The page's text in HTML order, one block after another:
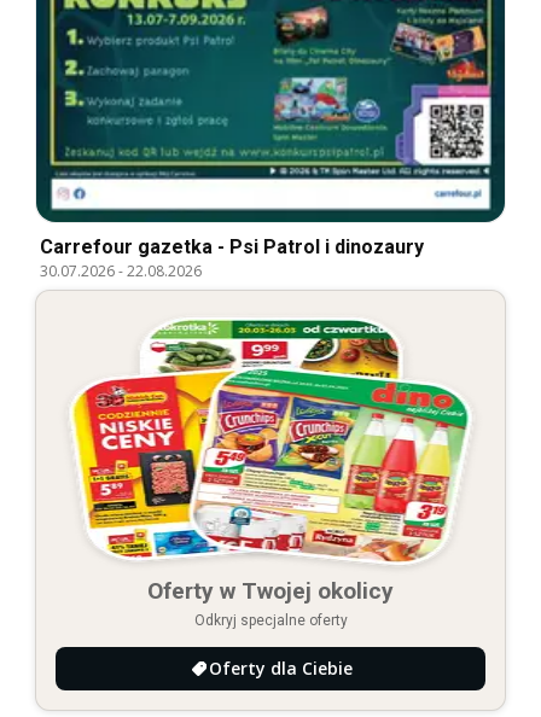
Carrefour gazetka - Psi Patrol i dinozaury
30.07.2026-22.08.2026
Oferty w Twojej okolicy
Odkryj specjalne oferty
Oferty dla Ciebie